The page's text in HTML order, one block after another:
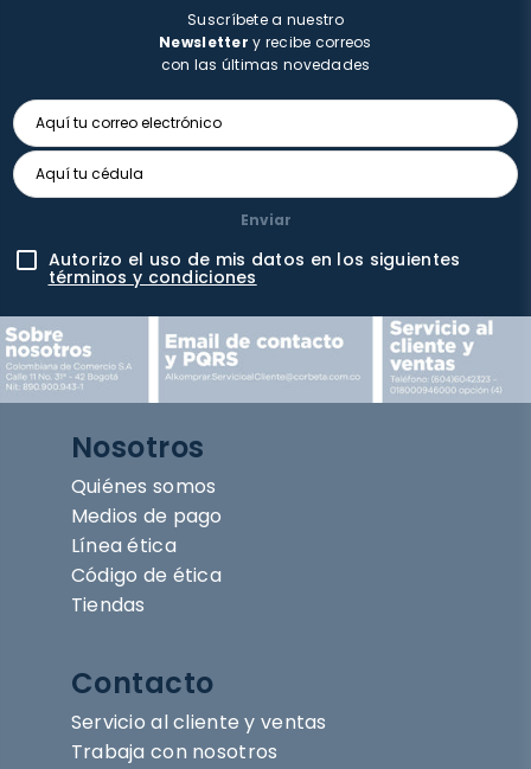
Suscríbete a nuestro
Newsletter y recibe correos
con las últimas novedades
Enviar
Autorizo el uso de mis datos en los siguientes
términos y condiciones
Nosotros
Quiénes somos
Medios de pago
Línea ética
Código de ética
Tiendas
Contacto
Servicio al cliente y ventas
Trabaja con nosotros